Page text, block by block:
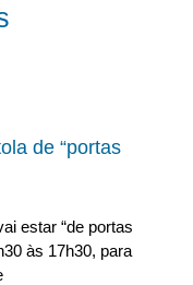
de “portas
estar “de portas
às 17h30, para